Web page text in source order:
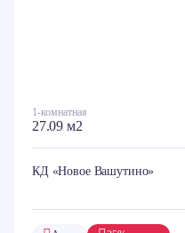
1-комнатная
27.09 м2
КД «Новое Вашутино»